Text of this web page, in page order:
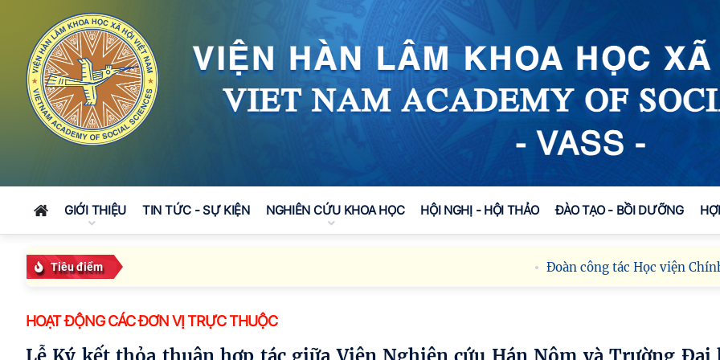
GIỚI THIỆU TIN TỨC - SỰ KIỆN NGHIÊN CỨU KHOA HỌC HỘI NGHỊ - HỘI THẢO ĐÀO TẠO - BỒI DƯỠNG
Tiêu điểm Đoàn công tác Học viện Chính trị
HOẠT ĐỘNG CÁC ĐƠN VỊ TRỰC THUỘC